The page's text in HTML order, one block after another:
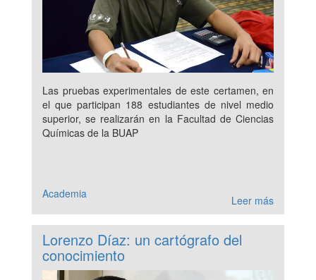
Las pruebas experimentales de este certamen, en
el que participan 188 estudiantes de nivel medio
superior, se realizarán en la Facultad de Ciencias
Químicas de la BUAP
Academia Leer más
Lorenzo Díaz: un cartógrafo del
conocimiento